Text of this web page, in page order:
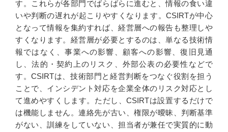
す。これらが各部門でばらばらに進むと、情報の食い違
いや判断の遅れが起こりやすくなります。CSIRTが中心
となって情報を集約すれば、経営層への報告も整理しや
すくなります。経営層が必要とするのは、単なる技術情
報ではなく、事業への影響、顧客への影響、復旧見通
し、法的・契約上のリスク、外部公表の必要性などで
す。CSIRTは、技術部門と経営判断をつなぐ役割を担う
ことで、インシデント対応を企業全体のリスク対応とし
て進めやすくします。ただし、CSIRTは設置するだけで
は機能しません。連絡先が古い、権限が曖昧、判断基準
がない、訓練をしていない、担当者が兼任で実質的に動